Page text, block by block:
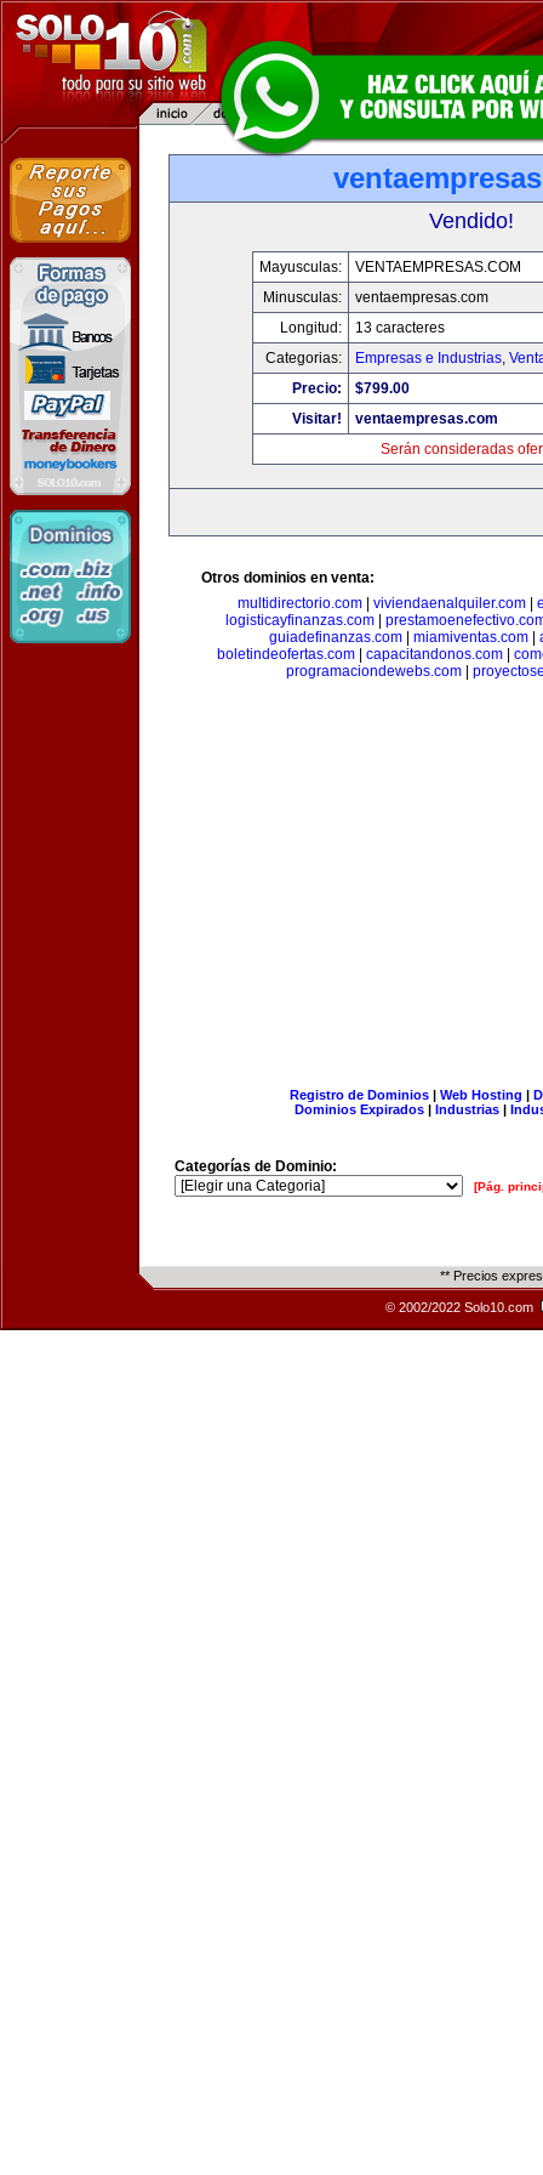
Vendido!
Mayusculas:
VENTAEMPRESAS.COM
Minusculas:
ventaempresas.com
Longitud:
13 caracteres
Categorias:
Empresas e Industrias,
Precio:
$799.00
Visitar!
ventaempresas.com
Serán consideradas
Otros dominios en venta:
multidirectorio.com| viviendaenalquiler.com|
logisticayfinanzas.com|
guiadefinanzas.com
miamiventas.com
boletindeofertas.com| capacitandonos.com|
programaciondewebs.com|
Registro de Dominios| Web Hosting |
Dominios Expirados | Industrias |
Categorías de Dominio:
[Pág.
** Precios
© 2002/2022 Solo10.com